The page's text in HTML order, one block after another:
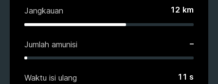
Jangkauan 12 km
Jumlah amunisi –
Waktu isi ulang 11 s